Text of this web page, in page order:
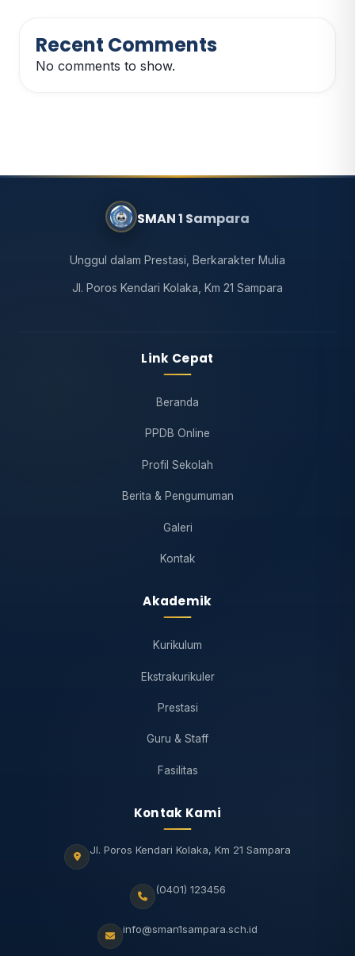
Recent Comments
No comments to show.
SMAN 1 Sampara
Unggul dalam Prestasi, Berkarakter Mulia
Jl. Poros Kendari Kolaka, Km 21 Sampara
Link Cepat
Beranda
PPDB Online
Profil Sekolah
Berita & Pengumuman
Galeri
Kontak
Akademik
Kurikulum
Ekstrakurikuler
Prestasi
Guru & Staff
Fasilitas
Kontak Kami
Jl. Poros Kendari Kolaka, Km 21 Sampara
(0401) 123456
info@sman1sampara.sch.id